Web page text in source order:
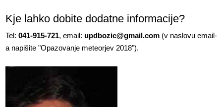
Kje lahko dobite dodatne informacije?
Tel: 041-915-721, email: updbozic@gmail.com(v naslovu email-
a napišite "Opazovanje meteorjev 2018").